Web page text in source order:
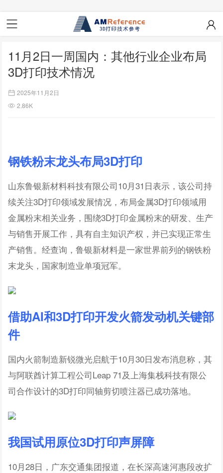
11月2日一周国内：其他行业企业布局
3D打印技术情况
2025年11月2日
2.86K
钢铁粉末龙头布局3D打印
山东鲁银新材料科技有限公司10月31日表示，该公司持
续关注3D打印领域发展情况，布局金属3D打印领域用
金属粉末相关业务，围绕3D打印金属粉末的研发、生产
与销售开展工作，具有自主知识产权，并已实现正常生
产销售。经查询，鲁银新材料是一家世界前列的钢铁粉
末龙头，国家制造业单项冠军。
借助AI和3D打印开发火箭发动机关键部
件
国内火箭制造新锐微光启航于10月30日发布消息称，其
与阿联酋计算工程公司Leap 71及上海集栈科技有限公
司合作设计的3D打印同轴剪切喷注器已成功落地。
我国试用原位3D打印声屏障
10月28日，广东交通集团报道，在长深高速河惠段改扩